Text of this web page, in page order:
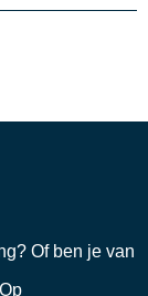
Of ben je van